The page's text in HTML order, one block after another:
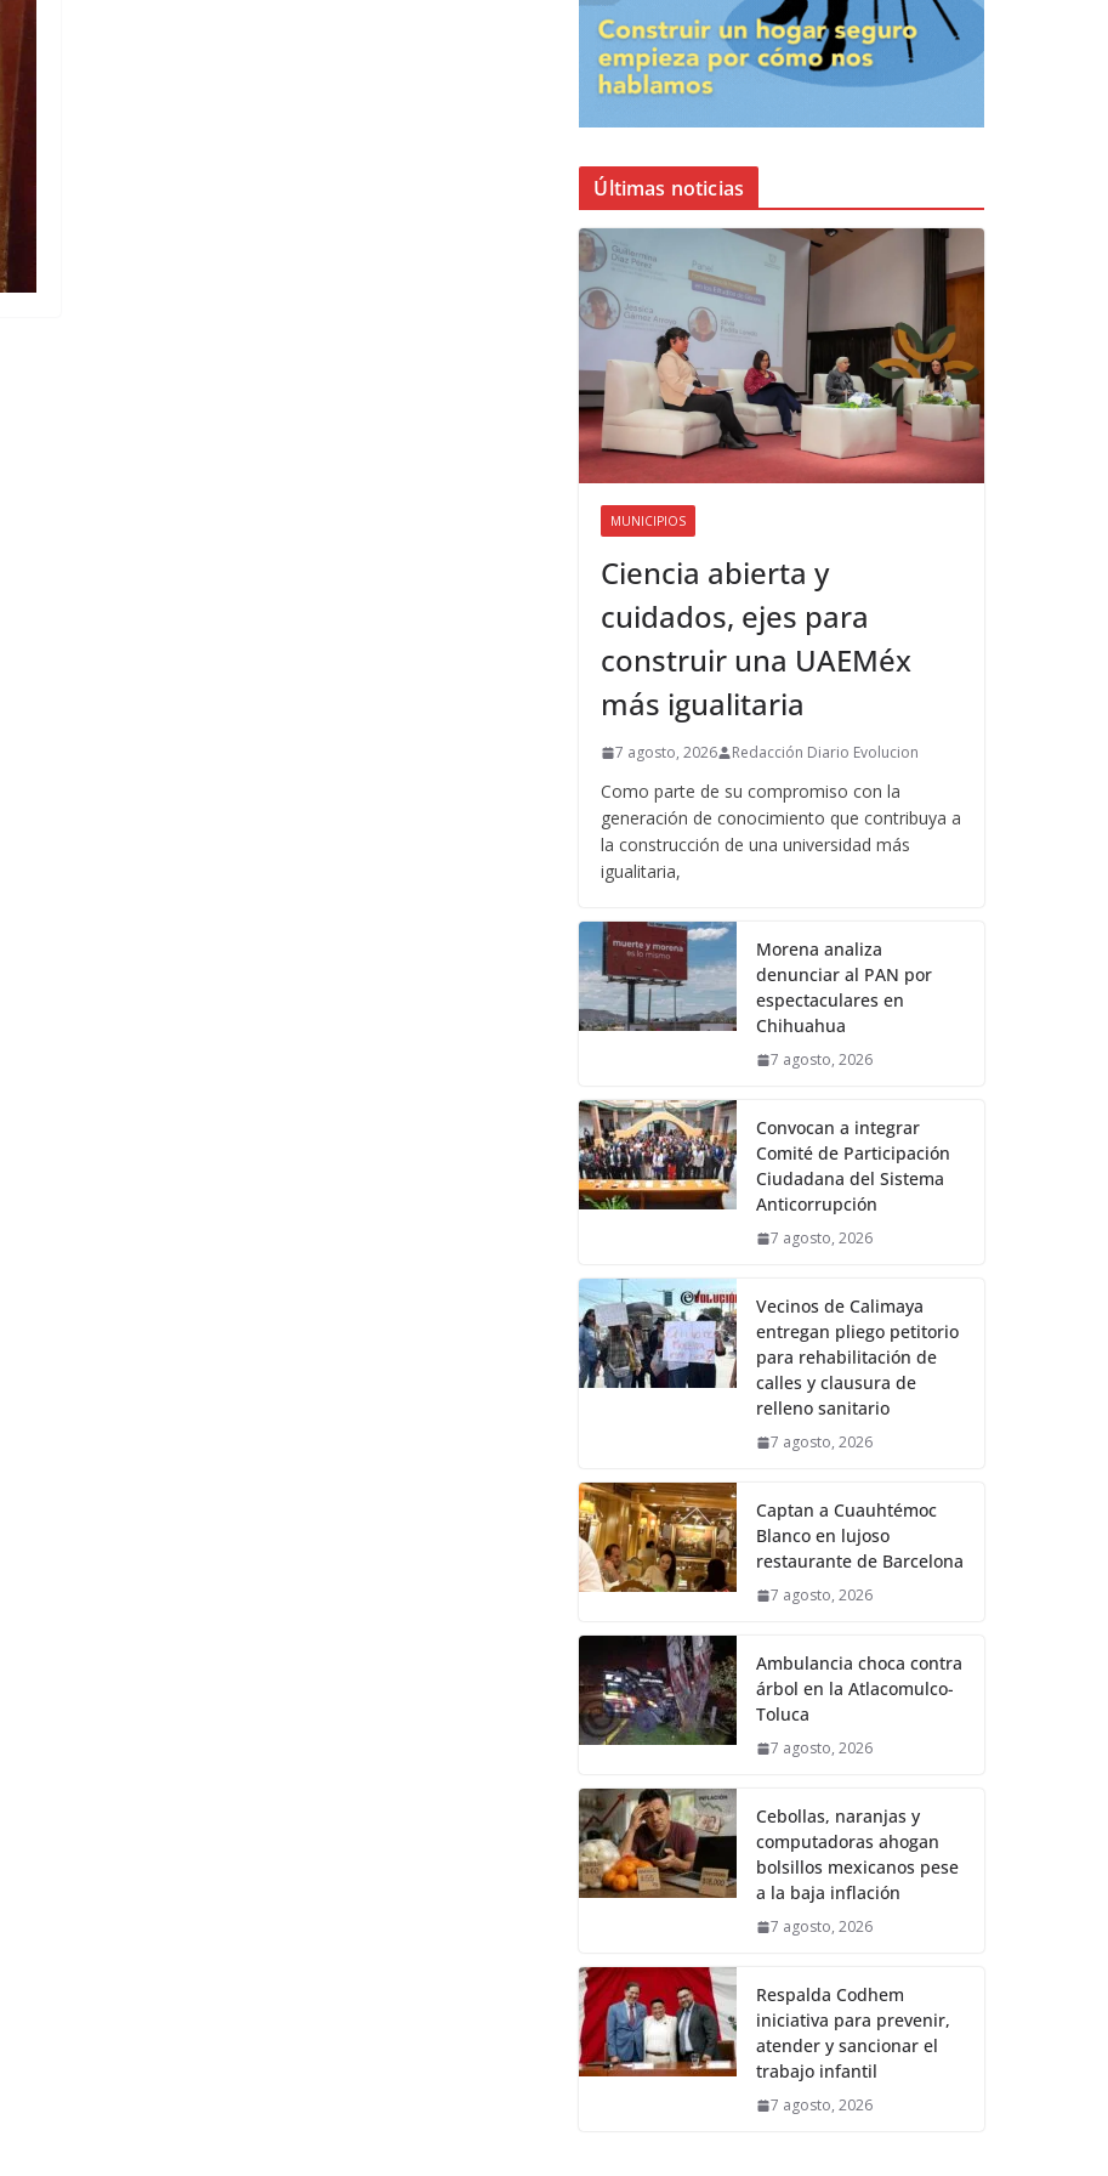
Últimas noticias
MUNICIPIOS
Ciencia abierta y
cuidados, ejes para
construir una UAEMéx
más igualitaria
7 agosto, 2026 Redacción Diario Evolucion
Como parte de su compromiso con la
generación de conocimiento que contribuya a
la construcción de una universidad más
igualitaria,
Morena analiza
denunciar al PAN por
espectaculares en
Chihuahua
7 agosto, 2026
Convocan a integrar
Comité de Participación
Ciudadana del Sistema
Anticorrupción
7 agosto, 2026
Vecinos de Calimaya
entregan pliego petitorio
para rehabilitación de
calles y clausura de
relleno sanitario
7 agosto, 2026
Captan a Cuauhtémoc
Blanco en lujoso
restaurante de Barcelona
7 agosto, 2026
Ambulancia choca contra
árbol en la Atlacomulco-
Toluca
7 agosto, 2026
Cebollas, naranjas y
computadoras ahogan
bolsillos mexicanos pese
a la baja inflación
7 agosto, 2026
Respalda Codhem
iniciativa para prevenir,
atender y sancionar el
trabajo infantil
7 agosto, 2026